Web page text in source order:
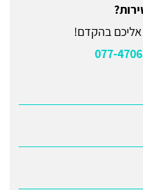
אליכם בהקדם!
077-